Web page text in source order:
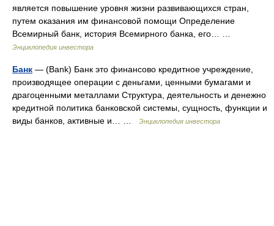
является повышение уровня жизни развивающихся стран,
путем оказания им финансовой помощи Определение
Всемирный банк, история Всемирного банка, его… …
Энциклопедия инвестора
Банк — (Bank) Банк это финансово кредитное учреждение,
производящее операции с деньгами, ценными бумагами и
драгоценными металлами Структура, деятельность и денежно
кредитной политика банковской системы, сущность, функции и
виды банков, активные и… …
Энциклопедия инвестора